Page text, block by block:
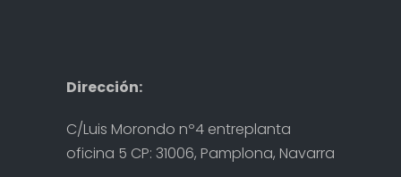
Dirección:
C/Luis Morondo nº4 entreplanta
oficina 5 CP: 31006, Pamplona, Navarra